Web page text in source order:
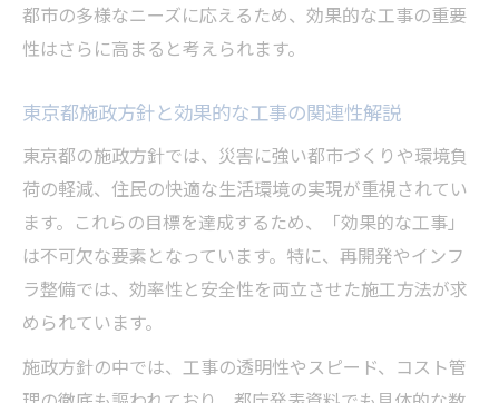
都市の多様なニーズに応えるため、効果的な工事の重要
性はさらに高まると考えられます。
東京都施政方針と効果的な工事の関連性解説
東京都の施政方針では、災害に強い都市づくりや環境負
荷の軽減、住民の快適な生活環境の実現が重視されてい
ます。これらの目標を達成するため、「効果的な工事」
は不可欠な要素となっています。特に、再開発やインフ
ラ整備では、効率性と安全性を両立させた施工方法が求
められています。
施政方針の中では、工事の透明性やスピード、コスト管